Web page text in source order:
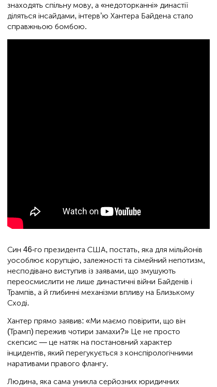
знаходять спільну мову, а «недоторканні» династії
діляться інсайдами, інтерв’ю Хантера Байдена стало
справжньою бомбою.
Син 46-го президента США, постать, яка для мільйонів
уособлює корупцію, залежності та сімейний непотизм,
несподівано виступив із заявами, що змушують
переосмислити не лише династичні війни Байденів і
Трампів, а й глибинні механізми впливу на Близькому
Сході.
Хантер прямо заявив: «Ми маємо повірити, що він
(Трамп) пережив чотири замахи?» Це не просто
скепсис — це натяк на постановний характер
інцидентів, який перегукується з конспірологічними
наративами правого флангу.
Людина, яка сама уникла серйозних юридичних